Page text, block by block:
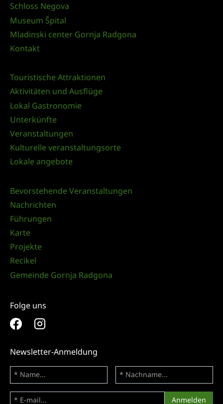
Schloss Negova
Museum Špital
Mladinski center Gornja Radgona
Kontakt
Touristische Attraktionen
Aktivitäten und Ausflüge
Lokal Gastronomie
Unterkünfte
Veranstaltungen
Kulturelle veranstaltungsorte
Lokale angebote
Bevorstehende Veranstaltungen
Nachrichten
Führungen
Karte
Projekte
Recikel
Gemeinde Gornja Radgona
Folge uns
Newsletter-Anmeldung